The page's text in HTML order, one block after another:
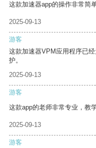
这款加速器app的操作非常简
2025-09-13
游客
这款加速器VPM应用程序已
护。
2025-09-13
游客
这款app的老师非常专业，教
2025-09-13
游客